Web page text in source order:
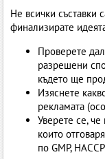
Не всички съставки
финализирате
Проверете
разрешени
където ще
Изяснете
рекламата
Уверете се,
които
по GMP,